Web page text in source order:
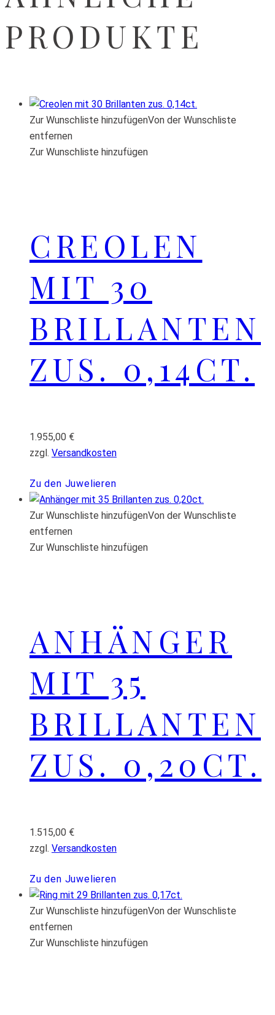
PRODUKTE
Zur Wunschliste hinzufügenVon der Wunschliste
entfernen
Zur Wunschliste hinzufügen
CREOLEN
MIT 30
BRILLANTEN
ZUS. 0,14CT.
1.955,00 €
zzgl. Versandkosten
Zu den Juwelieren
Zur Wunschliste hinzufügenVon der Wunschliste
entfernen
Zur Wunschliste hinzufügen
ANHÄNGER
MIT 35
BRILLANTEN
ZUS. 0,20CT.
1.515,00 €
zzgl. Versandkosten
Zu den Juwelieren
Zur Wunschliste hinzufügenVon der Wunschliste
entfernen
Zur Wunschliste hinzufügen